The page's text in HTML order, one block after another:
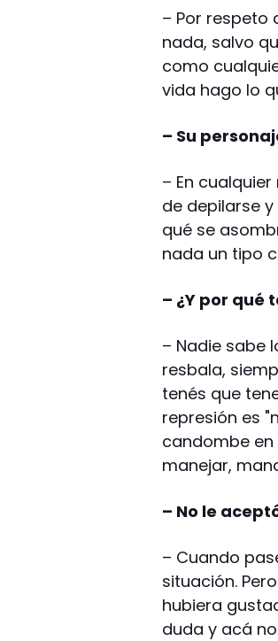
– Por respeto
nada, salvo
como
vida hago lo
– Su
– En
de depilarse
qué se
nada un tipo
– ¿Y por qué
– Nadie sabe
resbala,
tenés que
represión es
candombe en
manejar,
– No le
– Cuando
situación.
hubiera
duda y acá